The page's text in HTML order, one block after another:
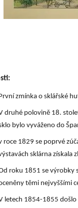
zmínka o sklářské
druhé polovině 18.
bylo vyváženo do
roce 1829 se poprvé
sklárna získala
roku 1851 se výrobky
těmi nejvyššími
letech 1854-1855 došlo